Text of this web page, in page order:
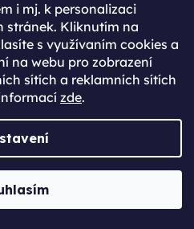
i mj. k personalizaci
stránek. Kliknutím na
s využívaním cookies a
na webu pro zobrazení
sítích a reklamních sítích
zde.